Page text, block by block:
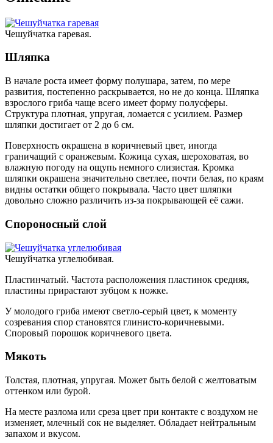
Чешуйчатка гаревая.
Шляпка
В начале роста имеет форму полушара, затем, по мере
развития, постепенно раскрывается, но не до конца. Шляпка
взрослого гриба чаще всего имеет форму полусферы.
Структура плотная, упругая, ломается с усилием. Размер
шляпки достигает от 2 до 6 см.
Поверхность окрашена в коричневый цвет, иногда
граничащий с оранжевым. Кожица сухая, шероховатая, во
влажную погоду на ощупь немного слизистая. Кромка
шляпки окрашена значительно светлее, почти белая, по краям
видны остатки общего покрывала. Часто цвет шляпки
довольно сложно различить из-за покрывающей её сажи.
Спороносный слой
Чешуйчатка углелюбивая.
Пластинчатый. Частота расположения пластинок средняя,
пластины прирастают зубцом к ножке.
У молодого гриба имеют светло-серый цвет, к моменту
созревания спор становятся глинисто-коричневыми.
Споровый порошок коричневого цвета.
Мякоть
Толстая, плотная, упругая. Может быть белой с желтоватым
оттенком или бурой.
На месте разлома или среза цвет при контакте с воздухом не
изменяет, млечный сок не выделяет. Обладает нейтральным
запахом и вкусом.